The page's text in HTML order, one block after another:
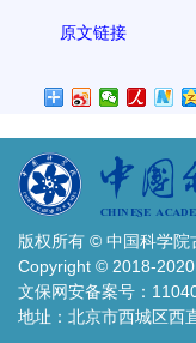
原文链接
版权所有 © 中国科学院
Copyright © 2018-
文保网安备案号：
地址：北京市西城区西